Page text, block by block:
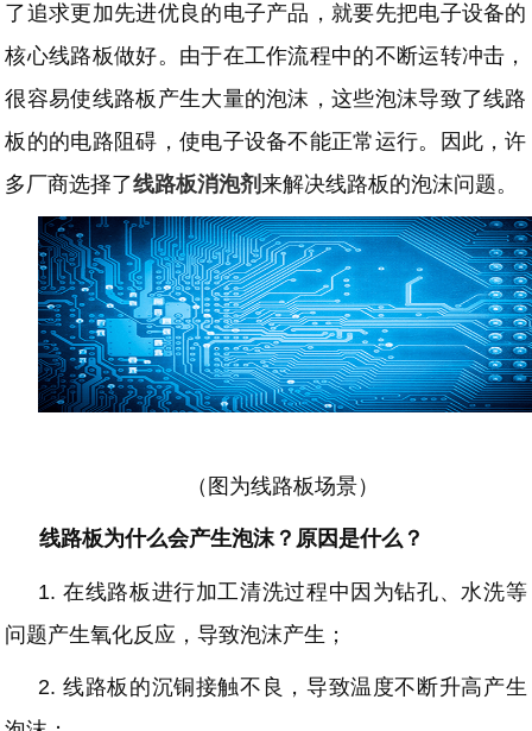
了追求更加先进优良的电子产品，就要先把电子设备的
核心线路板做好。由于在工作流程中的不断运转冲击，
很容易使线路板产生大量的泡沫，这些泡沫导致了线路
板的的电路阻碍，使电子设备不能正常运行。因此，许
多厂商选择了线路板消泡剂来解决线路板的泡沫问题。
（图为线路板场景）
线路板为什么会产生泡沫？原因是什么？
1. 在线路板进行加工清洗过程中因为钻孔、水洗等
问题产生氧化反应，导致泡沫产生；
2. 线路板 的沉铜接触不良， 导致温度不断升高产生